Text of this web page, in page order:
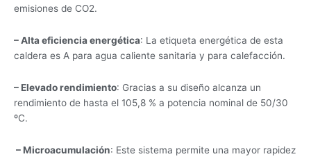
emisiones de CO2.
– Alta eficiencia energética: La etiqueta energética de esta
caldera es A para agua caliente sanitaria y para calefacción.
– Elevado rendimiento: Gracias a su diseño alcanza un
rendimiento de hasta el 105,8 % a potencia nominal de 50/30
ºC.
– Microacumulación: Este sistema permite una mayor rapidez